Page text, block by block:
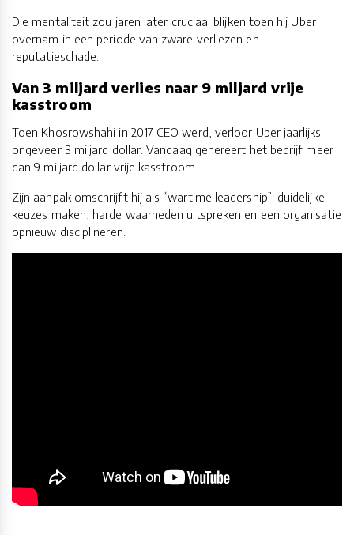
Die mentaliteit zou jaren later cruciaal blijken toen hij Uber
overnam in een periode van zware verliezen en
reputatieschade.
Van 3 miljard verlies naar 9 miljard vrije
kasstroom
Toen Khosrowshahi in 2017 CEO werd, verloor Uber jaarlijks
ongeveer 3 miljard dollar. Vandaag genereert het bedrijf meer
dan 9 miljard dollar vrije kasstroom.
Zijn aanpak omschrijft hij als “wartime leadership”: duidelijke
keuzes maken, harde waarheden uitspreken en een organisatie
opnieuw disciplineren.